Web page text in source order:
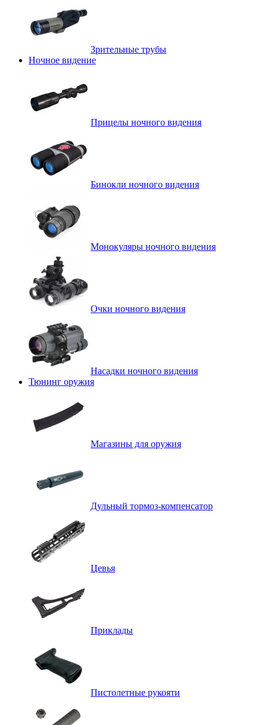
Зрительные трубы
Ночное видение
Прицелы ночного видения
Бинокли ночного видения
Монокуляры ночного видения
Очки ночного видения
Насадки ночного видения
Тюнинг оружия
Магазины для оружия
Дульный тормоз-компенсатор
Цевья
Приклады
Пистолетные рукояти